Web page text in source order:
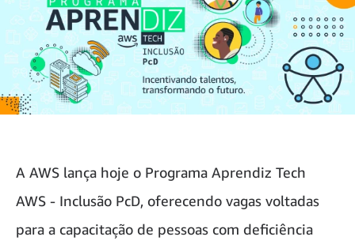
A AWS lança hoje o Programa Aprendiz Tech
AWS - Inclusão PcD, oferecendo vagas voltadas
para a capacitação de pessoas com deficiência